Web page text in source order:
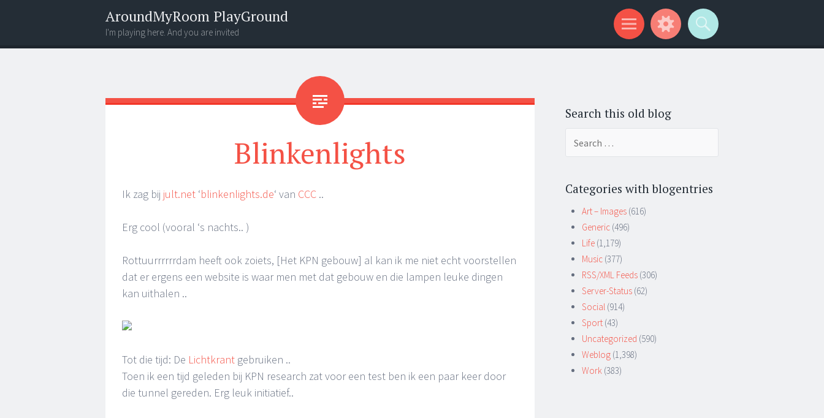
AroundMyRoom PlayGround
I'm playing here. And you are invited
Menu
Widgets
Search
Blinkenlights
Ik zag bij jult.net ‘blinkenlights.de‘ van CCC ..
Erg cool (vooral ‘s nachts.. )
Rottuurrrrrrdam heeft ook zoiets, [Het KPN gebouw] al kan ik me niet echt voorstellen
dat er ergens een website is waar men met dat gebouw en die lampen leuke dingen
kan uithalen ..
Tot die tijd: De Lichtkrant gebruiken ..
Toen ik een tijd geleden bij KPN research zat voor een test ben ik een paar keer door
die tunnel gereden. Erg leuk initiatief..
Search this old blog
Categories with blogentries
Art – Images (616)
Generic (496)
Life (1,179)
Music (377)
RSS/XML Feeds (306)
Server-Status (62)
Social (914)
Sport (43)
Uncategorized (590)
Weblog (1,398)
Work (383)